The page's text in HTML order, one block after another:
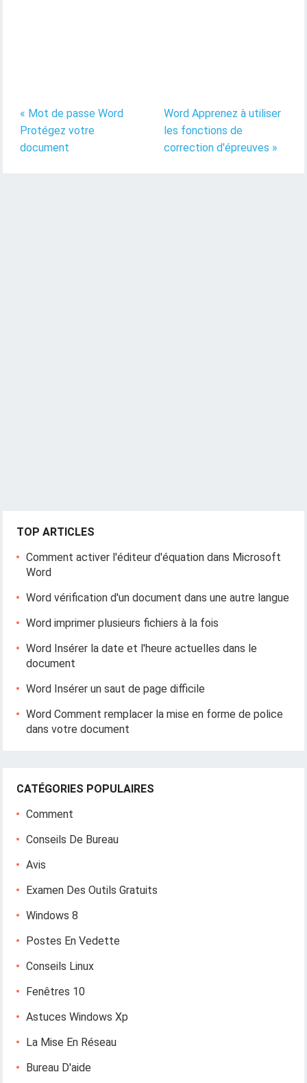
« Mot de passe Word
Protégez votre
document
Word Apprenez à utiliser
les fonctions de
correction d'épreuves »
TOP ARTICLES
Comment activer l'éditeur d'équation dans Microsoft
Word
Word vérification d'un document dans une autre langue
Word imprimer plusieurs fichiers à la fois
Word Insérer la date et l'heure actuelles dans le
document
Word Insérer un saut de page difficile
Word Comment remplacer la mise en forme de police
dans votre document
CATÉGORIES POPULAIRES
Comment
Conseils De Bureau
Avis
Examen Des Outils Gratuits
Windows 8
Postes En Vedette
Conseils Linux
Fenêtres 10
Astuces Windows Xp
La Mise En Réseau
Bureau D'aide